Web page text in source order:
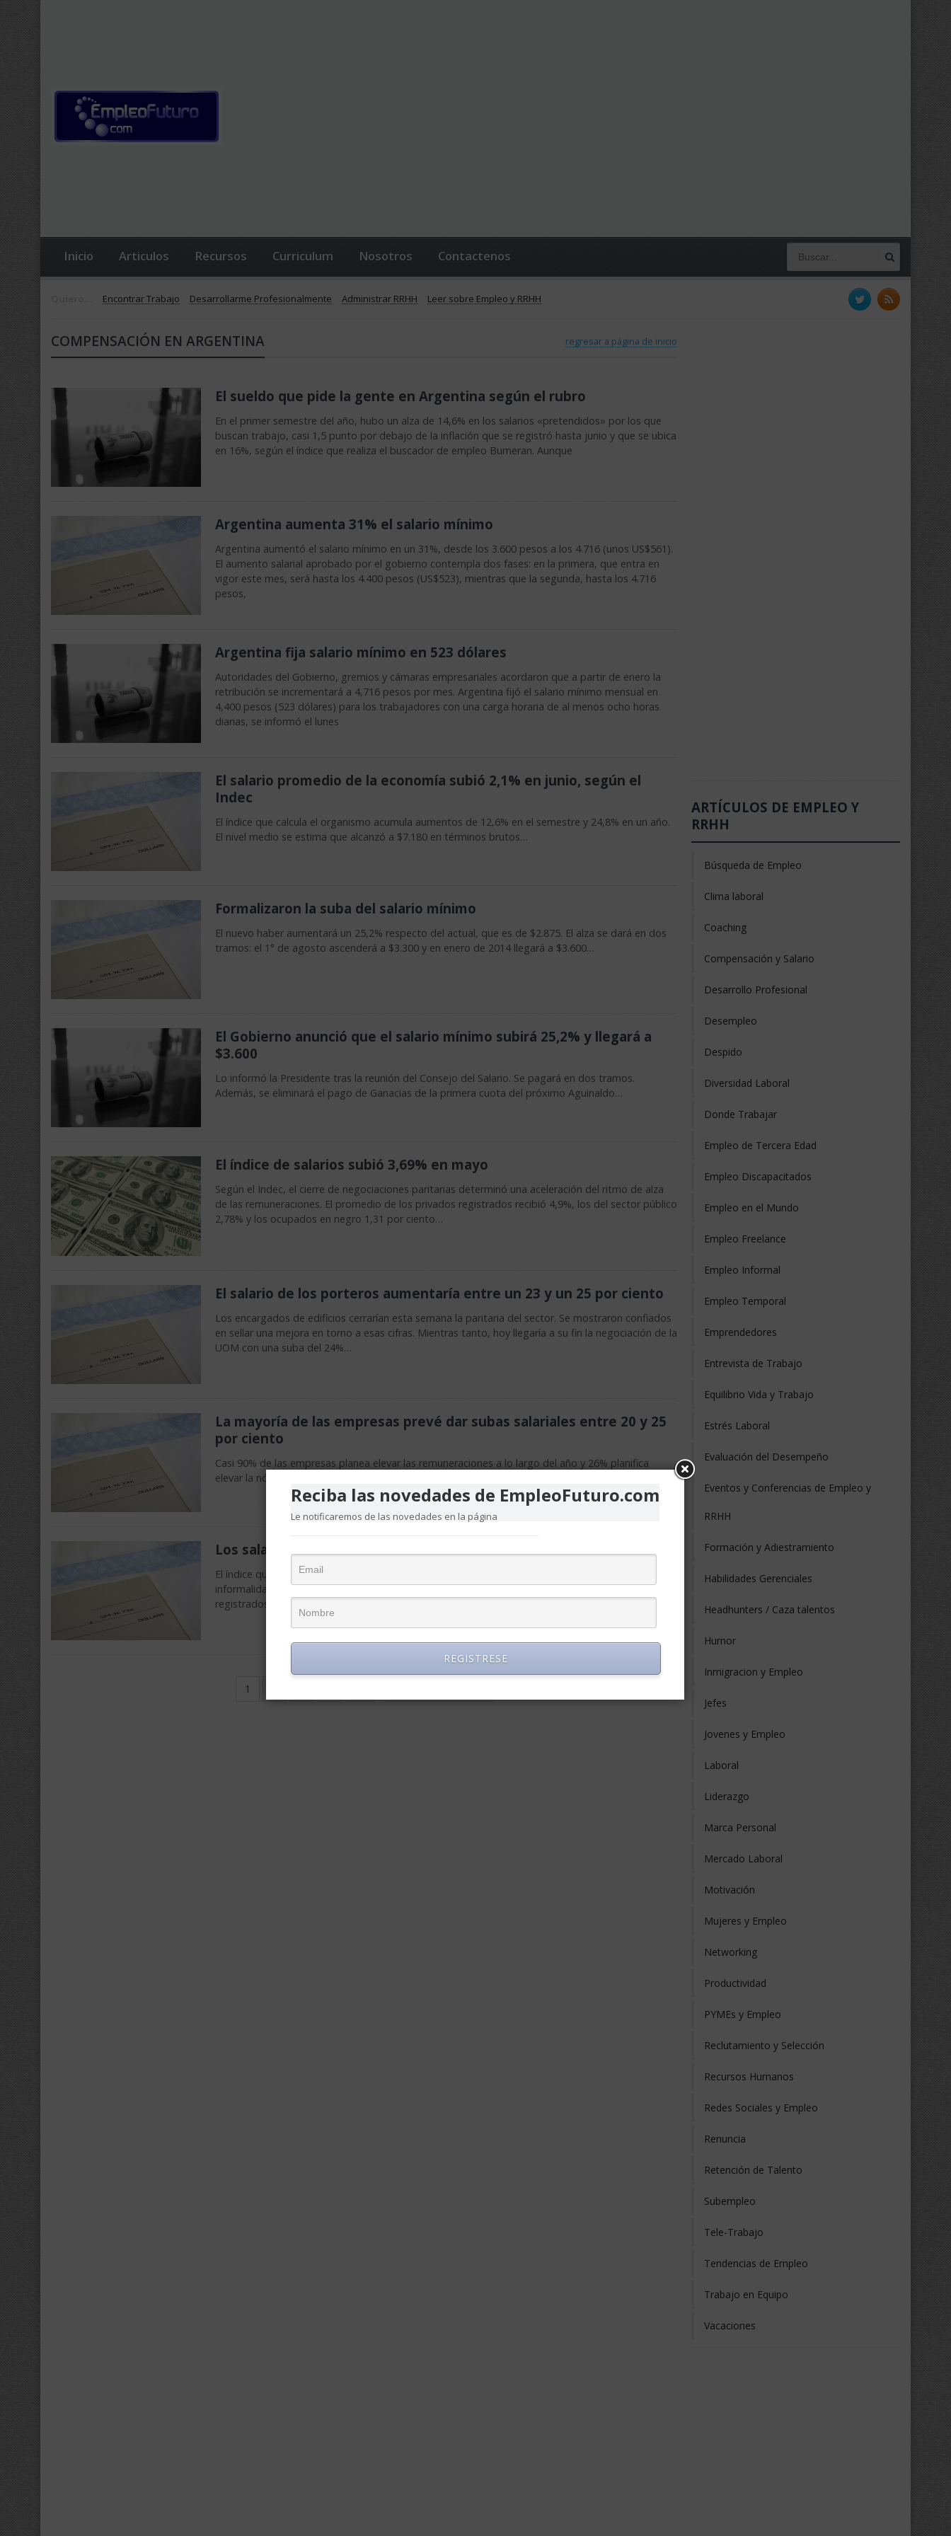
Inicio Articulos Recursos Curriculum Nosotros Contactenos
Encontrar Trabajo Desarrollarme Profesionalmente Administrar RRHH Leer sobre Empleo y RRHH
regresar a página de inicio
COMPENSACIÓN EN ARGENTINA
El sueldo que pide la gente en Argentina según el rubro
En el primer semestre del año, hubo un alza de 14,6% en los salarios «pretendidos» por los que
buscan trabajo, casi 1,5 punto por debajo de la inflación que se registró hasta junio y que se ubica
en 16%, según el índice que realiza el buscador de empleo Bumeran. Aunque
Argentina aumenta 31% el salario mínimo
Argentina aumentó el salario mínimo en un 31%, desde los 3.600 pesos a los 4.716 (unos US$561).
El aumento salarial aprobado por el gobierno contempla dos fases: en la primera, que entra en
vigor este mes, será hasta los 4.400 pesos (US$523), mientras que la segunda, hasta los 4.716
pesos,
Argentina fija salario mínimo en 523 dólares
Autoridades del Gobierno, gremios y cámaras empresariales acordaron que a partir de enero la
retribución se incrementará a 4,716 pesos por mes. Argentina fijó el salario mínimo mensual en
4,400 pesos (523 dólares) para los trabajadores con una carga horaria de al menos ocho horas
diarias, se informó el lunes
El salario promedio de la economía subió 2,1% en junio, según el
Indec
El índice que calcula el organismo acumula aumentos de 12,6% en el semestre y 24,8% en un año.
El nivel medio se estima que alcanzó a $7.180 en términos brutos…
Formalizaron la suba del salario mínimo
El nuevo haber aumentará un 25,2% respecto del actual, que es de $2.875. El alza se dará en dos
tramos: el 1° de agosto ascenderá a $3.300 y en enero de 2014 llegará a $3.600…
El Gobierno anunció que el salario mínimo subirá 25,2% y llegará a
$3.600
Lo informó la Presidente tras la reunión del Consejo del Salario. Se pagará en dos tramos.
Además, se eliminará el pago de Ganacias de la primera cuota del próximo Aguinaldo…
El índice de salarios subió 3,69% en mayo
Según el Indec, el cierre de negociaciones paritarias determinó una aceleración del ritmo de alza
de las remuneraciones. El promedio de los privados registrados recibió 4,9%, los del sector público
2,78% y los ocupados en negro 1,31 por ciento…
El salario de los porteros aumentaría entre un 23 y un 25 por ciento
Los encargados de edificios cerrarían esta semana la paritaria del sector. Se mostraron confiados
en sellar una mejora en torno a esas cifras. Mientras tanto, hoy llegaría a su fin la negociación de la
UOM con una suba del 24%…
La mayoría de las empresas prevé dar subas salariales entre 20 y 25
por ciento
Casi 90% de las empresas planea elevar las remuneraciones a lo largo del año y 26% planifica
elevar la nómina de personal, según un sondeo de Adecco Argentina…
Los salarios subieron menos de 1% en febrero
El índice que elabora el Indec arrojó un aumento promedio de 0,7%. Los empleados en la
informalidad volvieron a liderar el repunte porcentual con 1,19%, seguidos por los privados
registrados, con 0,79%. Los ocupados en la función pública reciberon 0,16% más…
1
ARTÍCULOS DE EMPLEO Y
RRHH
Búsqueda de Empleo
Clima laboral
Coaching
Compensación y Salario
Desarrollo Profesional
Desempleo
Despido
Diversidad Laboral
Donde Trabajar
Empleo de Tercera Edad
Empleo Discapacitados
Empleo en el Mundo
Empleo Freelance
Empleo Informal
Empleo Temporal
Emprendedores
Entrevista de Trabajo
Equilibrio Vida y Trabajo
Estrés Laboral
Evaluación del Desempeño
Eventos y Conferencias de Empleo y
RRHH
Formación y Adiestramiento
Habilidades Gerenciales
Headhunters / Caza talentos
Humor
Inmigracion y Empleo
Jefes
Jovenes y Empleo
Laboral
Liderazgo
Marca Personal
Mercado Laboral
Motivación
Mujeres y Empleo
Networking
Productividad
PYMEs y Empleo
Reclutamiento y Selección
Recursos Humanos
Redes Sociales y Empleo
Renuncia
Retención de Talento
Subempleo
Tele-Trabajo
Tendencias de Empleo
Trabajo en Equipo
Vacaciones
Reciba las novedades de EmpleoFuturo.com
Le notificaremos de las novedades en la página
REGISTRESE